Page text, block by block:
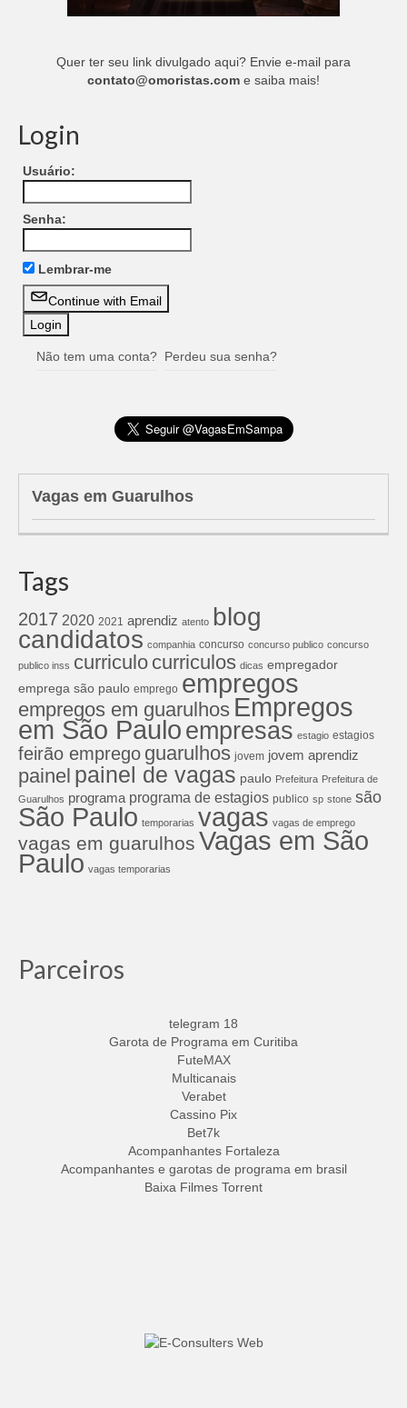
Quer ter seu link divulgado aqui? Envie e-mail para
contato@omoristas.com e saiba mais!
Login
Usuário:
Senha:
Lembrar-me
Continue with Email
Não tem uma conta? Perdeu sua senha?
Vagas em Guarulhos
Tags
2017 2020 2021 aprendiz atento blog
candidatos companhia concurso concurso publico concurso
publico inss curriculo curriculos dicas empregador
emprega são paulo emprego empregos
empregos em guarulhos Empregos
em São Pauloempresas estagio estagios
feirão emprego guarulhos jovem jovem aprendiz
painel painel de vagas paulo Prefeitura Prefeitura de
Guarulhos programa programa de estagios publico sp stone são
São Paulo temporarias vagas vagas de emprego
vagas em guarulhos Vagas em São
Paulo vagas temporarias
Parceiros
telegram 18
Garota de Programa em Curitiba
FuteMAX
Multicanais
Verabet
Cassino Pix
Bet7k
Acompanhantes Fortaleza
Acompanhantes e garotas de programa em brasil
Baixa Filmes Torrent